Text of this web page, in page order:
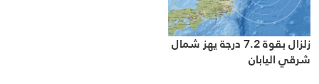
زلزال بقوة 7.2 درجة يهز شمال
شرقي اليابان